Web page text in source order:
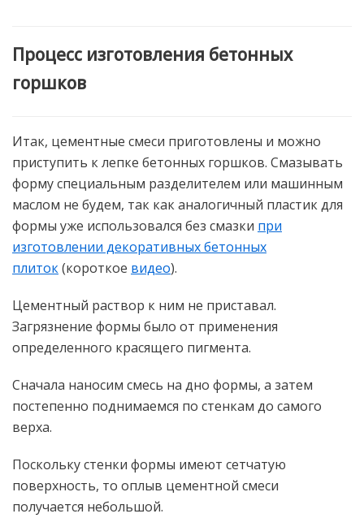
Процесс изготовления бетонных
горшков
Итак, цементные смеси приготовлены и можно
приступить к лепке бетонных горшков. Смазывать
форму специальным разделителем или машинным
маслом не будем, так как аналогичный пластик для
формы уже использовался без смазки при
изготовлении декоративных бетонных
плиток(короткое видео).
Цементный раствор к ним не приставал.
Загрязнение формы было от применения
определенного красящего пигмента.
Сначала наносим смесь на дно формы, а затем
постепенно поднимаемся по стенкам до самого
верха.
Поскольку стенки формы имеют сетчатую
поверхность, то оплыв цементной смеси
получается небольшой.